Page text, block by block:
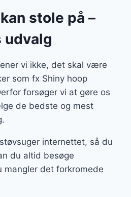
stole på –
udvalg
vi ikke, det skal være
som fx Shiny hoop
forsøger vi at gøre os
de bedste og mest
internettet, så du
du altid besøge
mangler det forkromede